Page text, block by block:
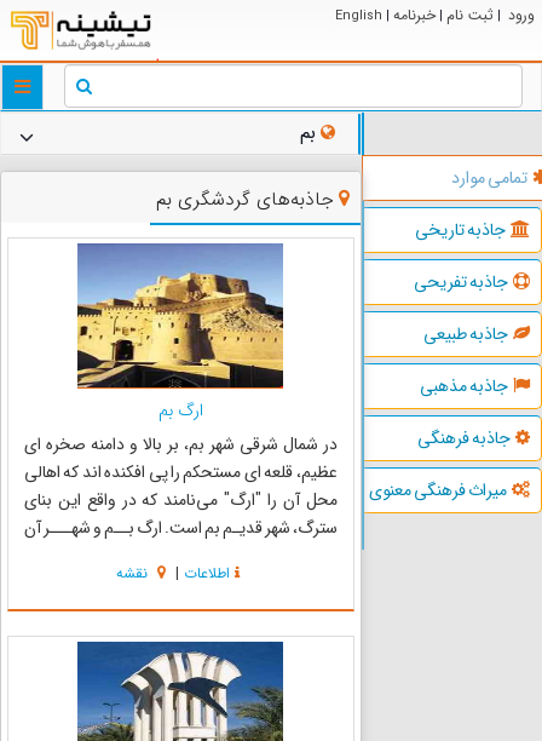
ورود | ثبت نام | خبرنامه |
English
تمامی موارد
جاذبه تاریخی
جاذبه تفریحی
جاذبه طبیعی
جاذبه مذهبی
جاذبه فرهنگی
میراث فرهنگی معنوی
بم
جاذبه‌های گردشگری بم
ارگ بم
در شمال شرقی شهر بم، بر بالا و دامنه صخره ای
عظیم، قلعه ای مستحکم را پی افکنده اند که اهالی
محل آن را "ارگ" می‌نامند که در واقع این بنای
سترگ، شهر قدیـم بم است. ارگ بــم و شهـــر آن
شمار می‌رود. ارگ بم نمونه کاملی از شیوه‌های
معماری ایران ...
اطلاعات | نقشه